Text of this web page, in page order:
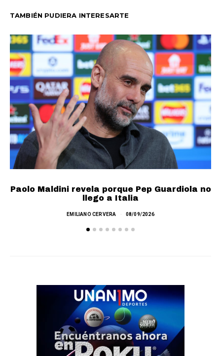
TAMBIÉN PUDIERA INTERESARTE
Paolo Maldini revela porque Pep Guardiola no
llego a Italia
EMILIANO CERVERA 08/09/2026